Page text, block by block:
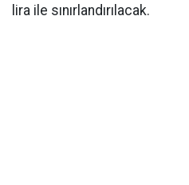
lira ile sınırlandırılacak.